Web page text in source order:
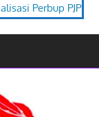
Festival Budaya